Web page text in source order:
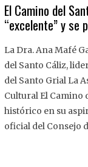
El Camino del
“excelente” y
La Dra. Ana Mafé
del Santo Cáliz,
del Santo Grial La
Cultural El Camino
histórico en su
oficial del Consejo